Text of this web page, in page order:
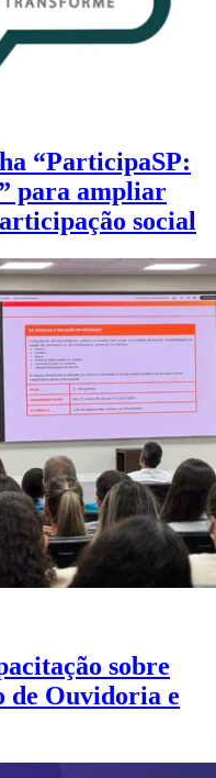
“ParticipaSP:
para ampliar
social
sobre
de Ouvidoria e